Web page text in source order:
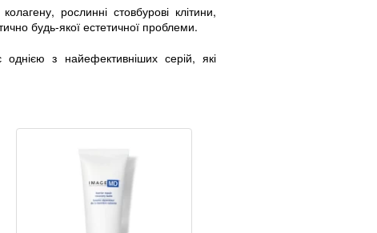
рослинні стовбурові клітини,
будь-якої естетичної проблеми.
з найефективніших серій, які